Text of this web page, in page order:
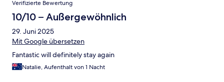
Verifizierte Bewertung
10/10 – Außergewöhnlich
29. Juni 2025
Mit Google übersetzen
Fantastic will definitely stay again
Natalie, Aufenthalt von 1 Nacht